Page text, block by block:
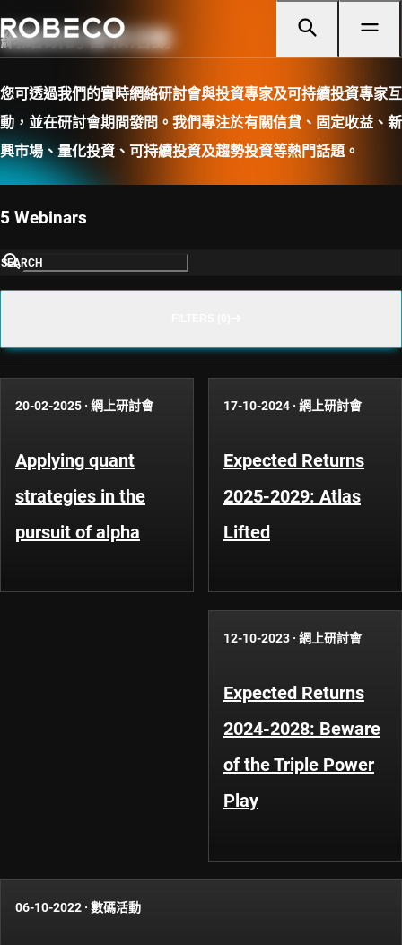
網絡研討會和活動
您可透過我們的實時網絡研討會與投資專家及可持續投資專家互
動，並在研討會期間發問。我們專注於有關信貸、固定收益、新
興市場、量化投資、可持續投資及趨勢投資等熱門話題。
5 Webinars
SEARCH
20-02-2025 · 網上研討會
Applying quant
strategies in the
pursuit of alpha
17-10-2024 · 網上研討會
Expected Returns
2025-2029: Atlas
Lifted
12-10-2023 · 網上研討會
Expected Returns
2024-2028: Beware
of the Triple Power
Play
06-10-2022 · 數碼活動